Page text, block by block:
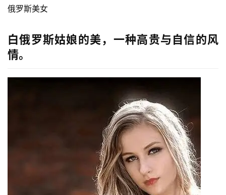
俄罗斯美女
白俄罗斯姑娘的美，一种高贵与自信的风
情。